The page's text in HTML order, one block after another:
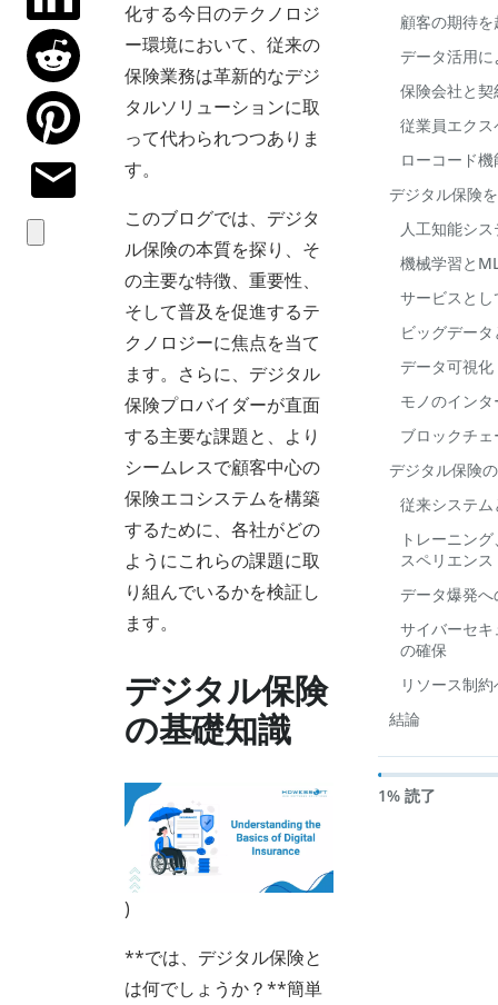
化する今日のテクノロジ
ー環境において、従来の
保険業務は革新的なデジ
タルソリューションに取
って代わられつつありま
す。
このブログでは、デジタ
ル保険の本質を探り、そ
の主要な特徴、重要性、
そして普及を促進するテ
クノロジーに焦点を当て
ます。さらに、デジタル
保険プロバイダーが直面
する主要な課題と、より
シームレスで顧客中心の
保険エコシステムを構築
するために、各社がどの
ようにこれらの課題に取
り組んでいるかを検証し
ます。
デジタル保険
の基礎知識
)
**では、デジタル保険と
は何でしょうか？**簡単
顧客の期待
データ活用
保険会社と
従業員エク
ローコード
デジタル保険
人工知能シス
機械学習と
サービスと
ビッグデー
データ可視化
モノのイン
ブロックチ
デジタル保険
従来システ
トレーニン
スペリエンス
データ爆発へ
サイバーセ
の確保
リソース制
結論
1% 読了